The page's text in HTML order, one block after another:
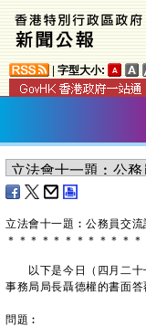
字型大小:
立法會十一題︰公務員交流
＊ ＊ ＊ ＊ ＊ ＊ ＊ ＊ ＊ ＊ ＊ ＊
以下是今日（四月二十
事務局局長聶德權的書面答
問題︰